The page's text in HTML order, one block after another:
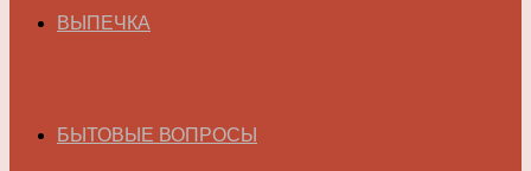
ВЫПЕЧКА
БЫТОВЫЕ ВОПРОСЫ